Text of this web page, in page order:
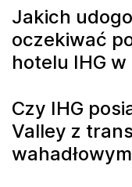
Jakich
oczekiwać
hotelu IHG
Czy IHG
Valley z